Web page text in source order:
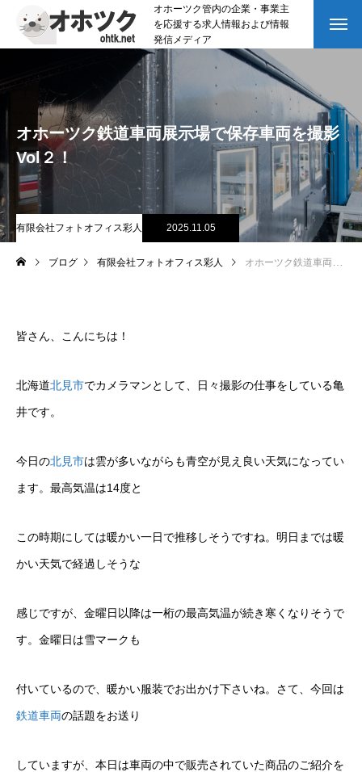
オホーツク管内の企業・事業主
を応援する求人情報および情報
発信メディア
オホーツク鉄道車両展示場で保存車両を撮影
Vol２！
有限会社フォトオフィス彩人 2025.11.05
ブログ 有限会社フォトオフィス彩人 オホーツク鉄道車両展示場で保存車両を撮影Vol２！
皆さん、こんにちは！
北海道北見市でカメラマンとして、日々撮影の仕事をしている亀
井です。
今日の北見市は雲が多いながらも青空が見え良い天気になってい
ます。最高気温は14度と
この時期にしては暖かい一日で推移しそうですね。明日までは暖
かい天気で経過しそうな
感じですが、金曜日以降は一桁の最高気温が続き寒くなりそうで
す。金曜日は雪マークも
付いているので、暖かい服装でお出かけ下さいね。さて、今回は
鉄道車両の話題をお送り
していますが、本日は車両の中で販売されていた商品のご紹介を